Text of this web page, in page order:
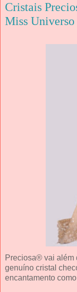
Cristais
Miss Universo
Preciosa® vai além
genuíno cristal
encantamento